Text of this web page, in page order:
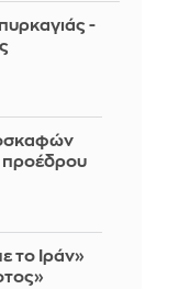
-
προέδρου
το Ιράν»